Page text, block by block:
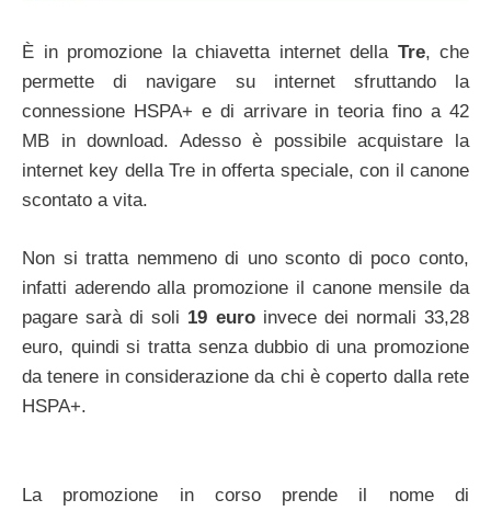
È in promozione la chiavetta internet della Tre, che
permette di navigare su internet sfruttando la
connessione HSPA+ e di arrivare in teoria fino a 42
MB in download. Adesso è possibile acquistare la
internet key della Tre in offerta speciale, con il canone
scontato a vita.
Non si tratta nemmeno di uno sconto di poco conto,
infatti aderendo alla promozione il canone mensile da
pagare sarà di soli 19 euroinvece dei normali 33,28
euro, quindi si tratta senza dubbio di una promozione
da tenere in considerazione da chi è coperto dalla rete
HSPA+.
La promozione in corso prende il nome di